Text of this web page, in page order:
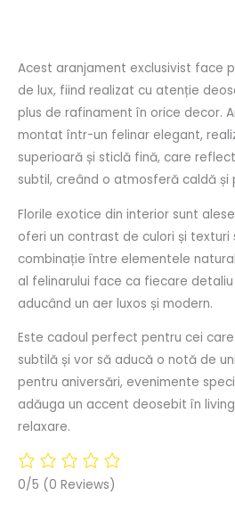
Acest aranjament exclusivist face
de lux, fiind realizat cu atenție
plus de rafinament în orice decor.
montat într-un felinar elegant,
superioară și sticlă fină, care
subtil, creând o atmosferă caldă și
Florile exotice din interior sunt
oferi un contrast de culori și
combinație între elementele
al felinarului face ca fiecare
aducând un aer luxos și modern.
Este cadoul perfect pentru cei
subtilă și vor să aducă o notă de
pentru aniversări, evenimente
adăuga un accent deosebit în
relaxare.
0/5 (0 Reviews)